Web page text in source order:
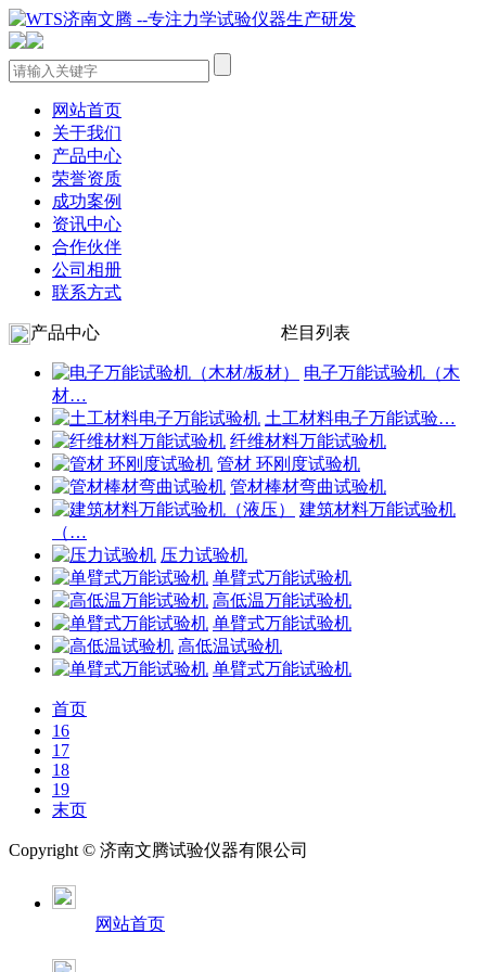
网站首页
关于我们
产品中心
荣誉资质
成功案例
资讯中心
合作伙伴
公司相册
联系方式
产品中心 栏目列表
电子万能试验机（木
材…
土工材料电子万能试验…
纤维材料万能试验机
管材 环刚度试验机
管材棒材弯曲试验机
建筑材料万能试验机
（…
压力试验机
单臂式万能试验机
高低温万能试验机
单臂式万能试验机
高低温试验机
单臂式万能试验机
首页
16
17
18
19
末页
Copyright © 济南文腾试验仪器有限公司
网站首页